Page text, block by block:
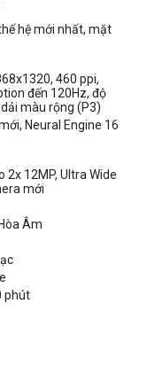
hệ mới nhất, mặt
460 ppi,
đến 120Hz, độ
dải màu rộng (P3)
Neural Engine 16
2x 12MP, Ultra Wide
mới
Hòa Âm
phút